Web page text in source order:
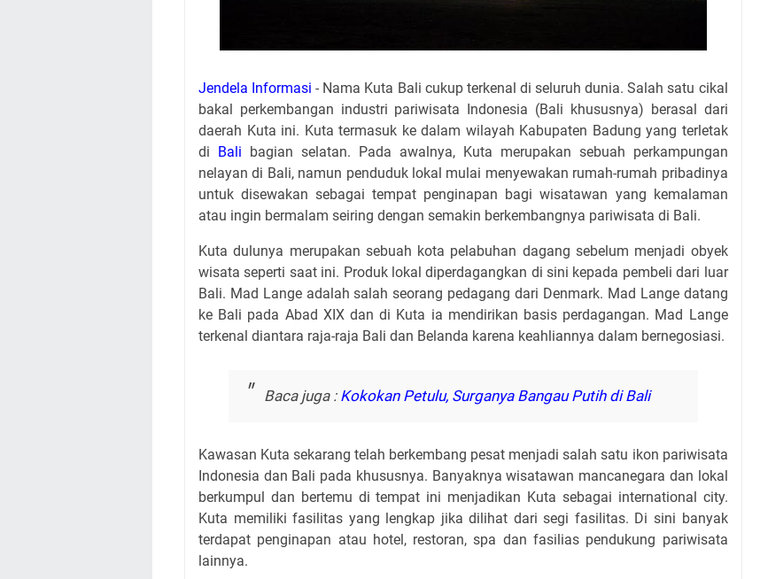
Jendela Informasi - Nama Kuta Bali cukup terkenal di seluruh dunia. Salah satu cikal
bakal perkembangan industri pariwisata Indonesia (Bali khususnya) berasal dari
daerah Kuta ini. Kuta termasuk ke dalam wilayah Kabupaten Badung yang terletak
di Bali bagian selatan. Pada awalnya, Kuta merupakan sebuah perkampungan
nelayan di Bali, namun penduduk lokal mulai menyewakan rumah-rumah pribadinya
untuk disewakan sebagai tempat penginapan bagi wisatawan yang kemalaman
atau ingin bermalam seiring dengan semakin berkembangnya pariwisata di Bali.
Kuta dulunya merupakan sebuah kota pelabuhan dagang sebelum menjadi obyek
wisata seperti saat ini. Produk lokal diperdagangkan di sini kepada pembeli dari luar
Bali. Mad Lange adalah salah seorang pedagang dari Denmark. Mad Lange datang
ke Bali pada Abad XIX dan di Kuta ia mendirikan basis perdagangan. Mad Lange
terkenal diantara raja-raja Bali dan Belanda karena keahliannya dalam bernegosiasi.
Baca juga : Kokokan Petulu, Surganya Bangau Putih di Bali
Kawasan Kuta sekarang telah berkembang pesat menjadi salah satu ikon pariwisata
Indonesia dan Bali pada khususnya. Banyaknya wisatawan mancanegara dan lokal
berkumpul dan bertemu di tempat ini menjadikan Kuta sebagai international city.
Kuta memiliki fasilitas yang lengkap jika dilihat dari segi fasilitas. Di sini banyak
terdapat penginapan atau hotel, restoran, spa dan fasilias pendukung pariwisata
lainnya.